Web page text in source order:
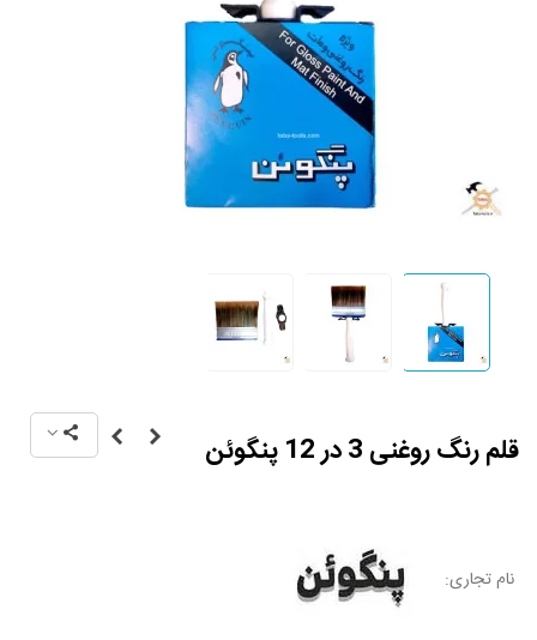
قلم رنگ روغنی 3 در 12 پنگوئن
نام تجاری: